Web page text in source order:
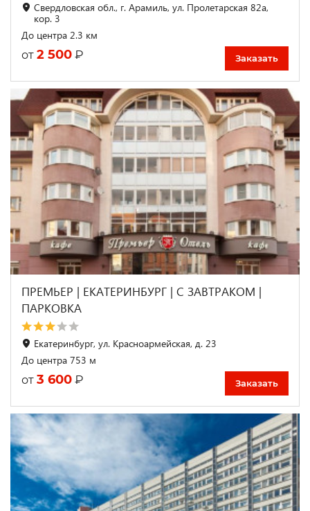
Свердловская обл., г. Арамиль, ул. Пролетарская 82а,
кор. 3
До центра 2.3 км
от 2 500 ₽ Заказать
ПРЕМЬЕР | ЕКАТЕРИНБУРГ | С ЗАВТРАКОМ |
ПАРКОВКА
Екатеринбург, ул. Красноармейская, д. 23
До центра 753 м
от 3 600 ₽ Заказать